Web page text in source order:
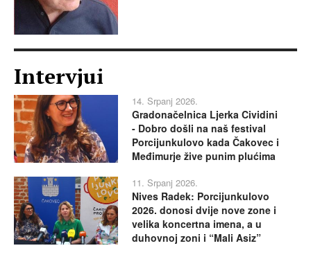
Intervjui
14. Srpanj 2026.
Gradonačelnica Ljerka Cividini
- Dobro došli na naš festival
Porcijunkulovo kada Čakovec i
Međimurje žive punim plućima
11. Srpanj 2026.
Nives Radek: Porcijunkulovo
2026. donosi dvije nove zone i
velika koncertna imena, a u
duhovnoj zoni i “Mali Asiz”